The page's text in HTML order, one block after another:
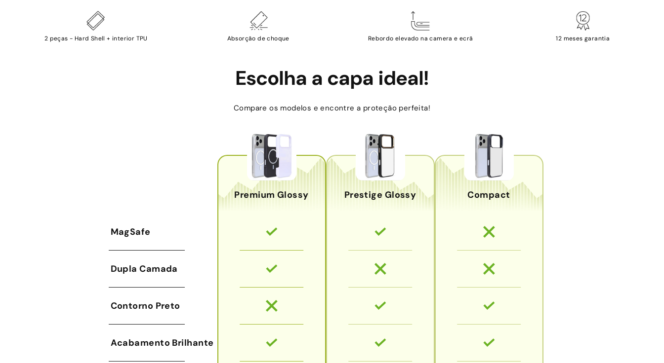
2 peças - Hard Shell + interior TPU Absorção de choque Rebordo elevado na camera e ecrã 12 meses garantia
Escolha a capa ideal!
Compare os modelos e encontre a proteção perfeita!
Premium Glossy Prestige Glossy Compact
MagSafe
Dupla Camada
Contorno Preto
Acabamento Brilhante